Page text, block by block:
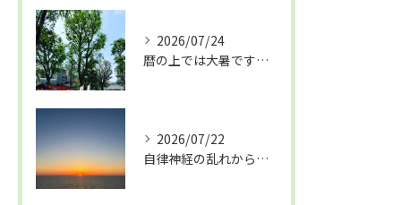
2026/07/24
暦の上では大暑です！腰痛や肩こりから来る頭痛
2026/07/22
自律神経の乱れから生活習慣病、血液循環の滞り